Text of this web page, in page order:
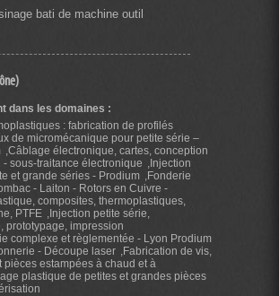
bati de machine outil
dans les domaines :
: fabrication de profilés
de micromécanique pour petite série –
Câblage électronique, cartes, conception
sous-traitance électronique
Injection
et grande séries - Prodium
Fonderie
- Laiton - Rotors en Cuivre -
composites, thermoplastiques,
PTFE
Injection petite série,
prototypage, impression
complexe et règlementée - Lyon Prodium
- Découpe laser
Fabrication de vis,
pièces estampées à chaud et à
plastique de petites et grandes pièces